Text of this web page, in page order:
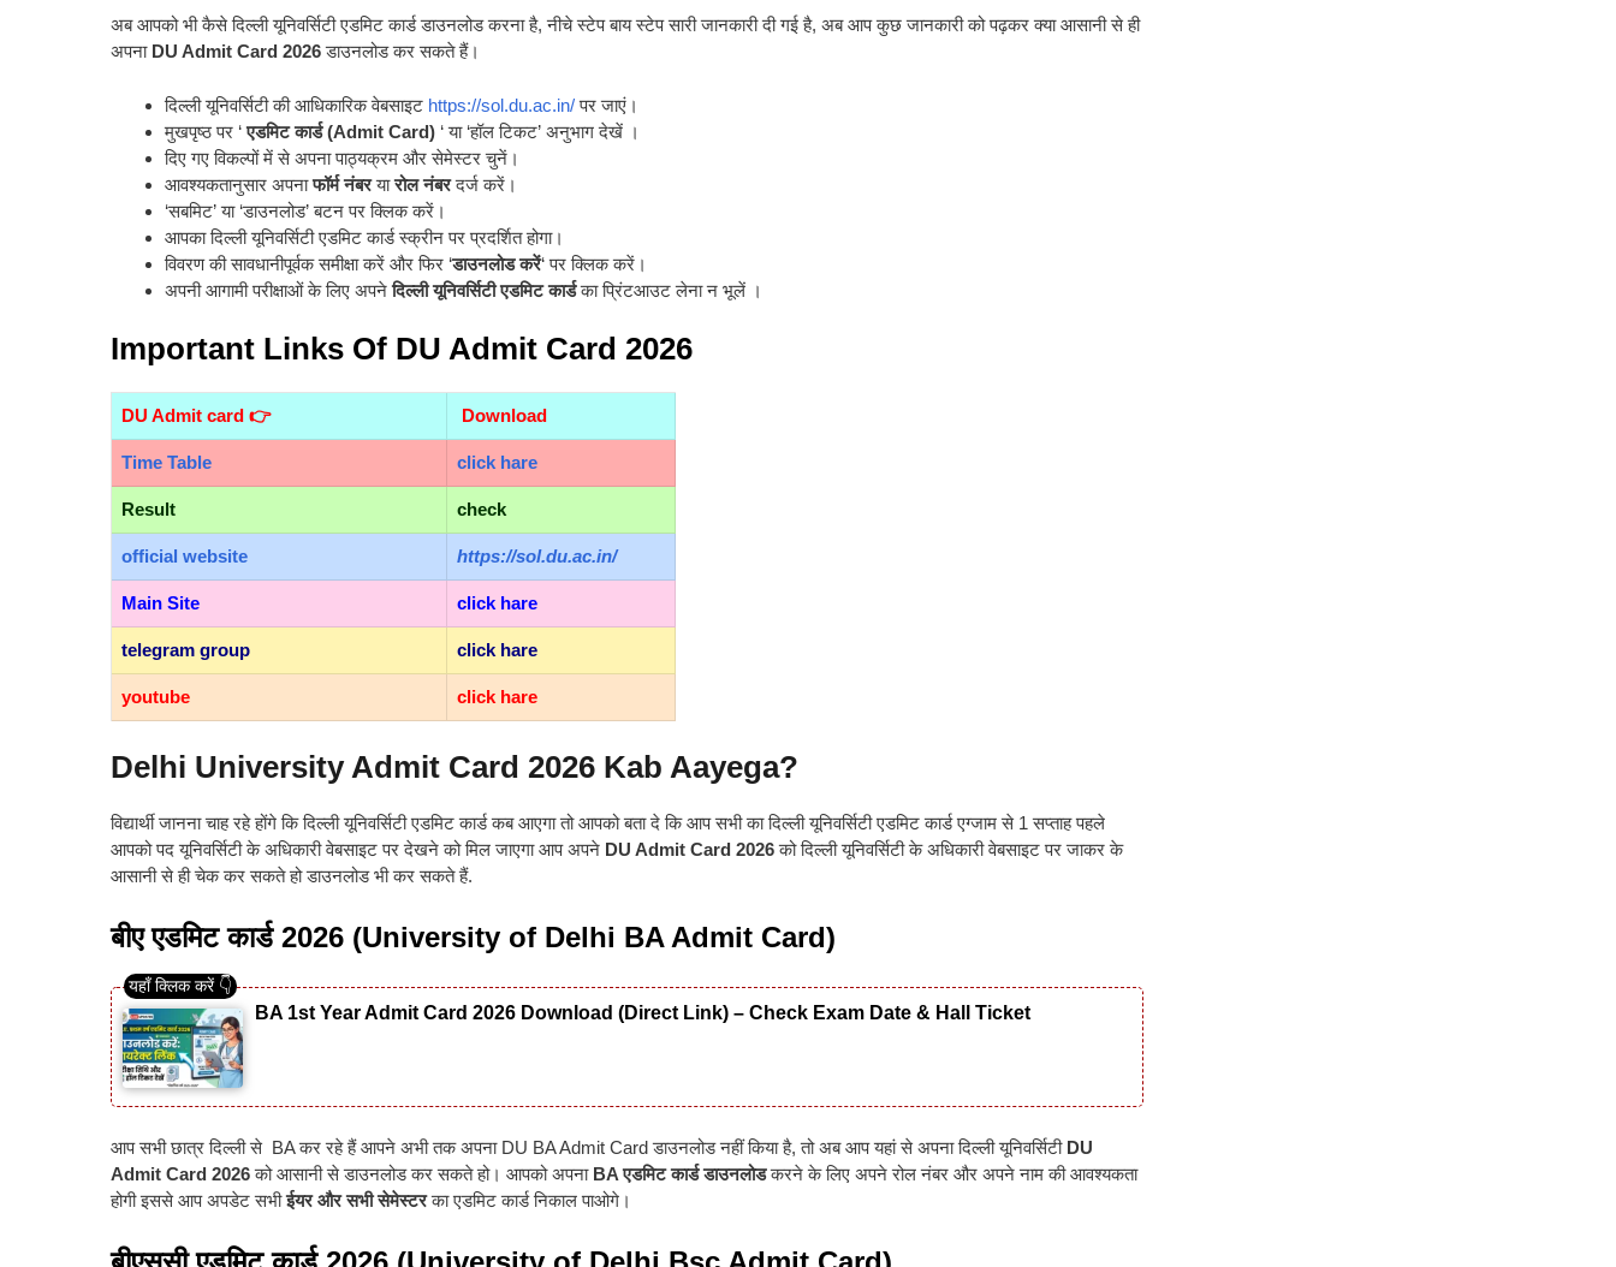
अब आपको भी कैसे दिल्ली यूनिवर्सिटी एडमिट कार्ड डाउनलोड करना है, नीचे स्टेप बाय स्टेप सारी जानकारी दी गई है, अब आप कुछ जानकारी को पढ़कर क्या आसानी से ही
अपना DU Admit Card 2026डाउनलोड कर सकते हैं।
दिल्ली यूनिवर्सिटी की आधिकारिक वेबसाइट https://sol.du.ac.in/पर जाएं।
मुखपृष्ठ पर ‘एडमिट कार्ड (Admit Card) ‘ या ‘हॉल टिकट’ अनुभाग देखें ।
दिए गए विकल्पों में से अपना पाठ्यक्रम और सेमेस्टर चुनें।
आवश्यकतानुसार अपनाफॉर्म नंबरयारोल नंबरदर्ज करें।
‘सबमिट’ या ‘डाउनलोड’ बटन पर क्लिक करें।
आपका दिल्ली यूनिवर्सिटी एडमिट कार्ड स्क्रीन पर प्रदर्शित होगा।
विवरण की सावधानीपूर्वक समीक्षा करें और फिर ‘डाउनलोड करें‘ पर क्लिक करें।
अपनी आगामी परीक्षाओं के लिए अपनेदिल्ली यूनिवर्सिटी एडमिट कार्डका प्रिंटआउट लेना न भूलें ।
Important Links Of DU Admit Card 2026
DU Admit card 👉 Download
Time Table click hare
Result check
official website https://sol.du.ac.in/
Main Site click hare
telegram group click hare
youtube click hare
Delhi University Admit Card 2026 Kab Aayega?
विद्यार्थी जानना चाह रहे होंगे कि दिल्ली यूनिवर्सिटी एडमिट कार्ड कब आएगा तो आपको बता दे कि आप सभी का दिल्ली यूनिवर्सिटी एडमिट कार्ड एग्जाम से 1 सप्ताह पहले
आपको पद यूनिवर्सिटी के अधिकारी वेबसाइट पर देखने को मिल जाएगा आप अपने DU Admit Card 2026को दिल्ली यूनिवर्सिटी के अधिकारी वेबसाइट पर जाकर के
आसानी से ही चेक कर सकते हो डाउनलोड भी कर सकते हैं.
बीए एडमिट कार्ड 2026 (University of Delhi BA Admit Card)
BA 1st Year Admit Card 2026 Download (Direct Link) – Check Exam Date & Hall Ticket
आप सभी छात्र दिल्ली से BA कर रहे हैं आपने अभी तक अपना DU BA Admit Card डाउनलोड नहीं किया है, तो अब आप यहां से अपना दिल्ली यूनिवर्सिटी DU
Admit Card 2026को आसानी से डाउनलोड कर सकते हो। आपको अपना BA एडमिट कार्ड डाउनलोडकरने के लिए अपने रोल नंबर और अपने नाम की आवश्यकता
होगी इससे आप अपडेट सभीईयर और सभी सेमेस्टरका एडमिट कार्ड निकाल पाओगे ।